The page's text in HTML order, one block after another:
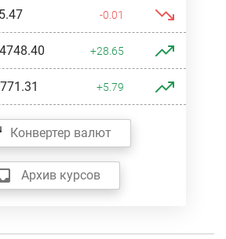
-0.01
+28.65
+5.79
Конвертер валют
Архив курсов